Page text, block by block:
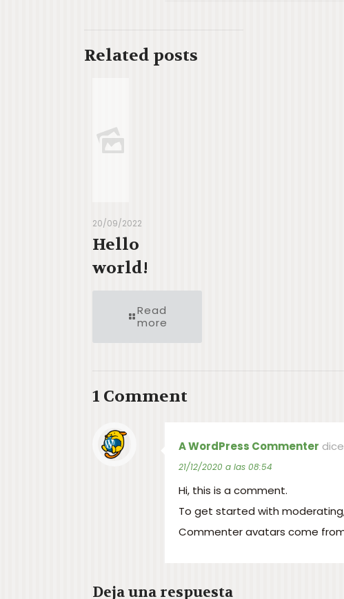
Related posts
20/09/2022
Hello
world!
Read
more
1 Comment
A WordPress Commenter
21/12/2020 a las 08:54
Hi, this is a comment.
To get started with
Commenter avatars come
Deja una respuesta